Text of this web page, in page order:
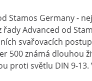
Stamos Germany -
Advanced od
svařovacích
známá dlouhou
proti světlu DIN 9-